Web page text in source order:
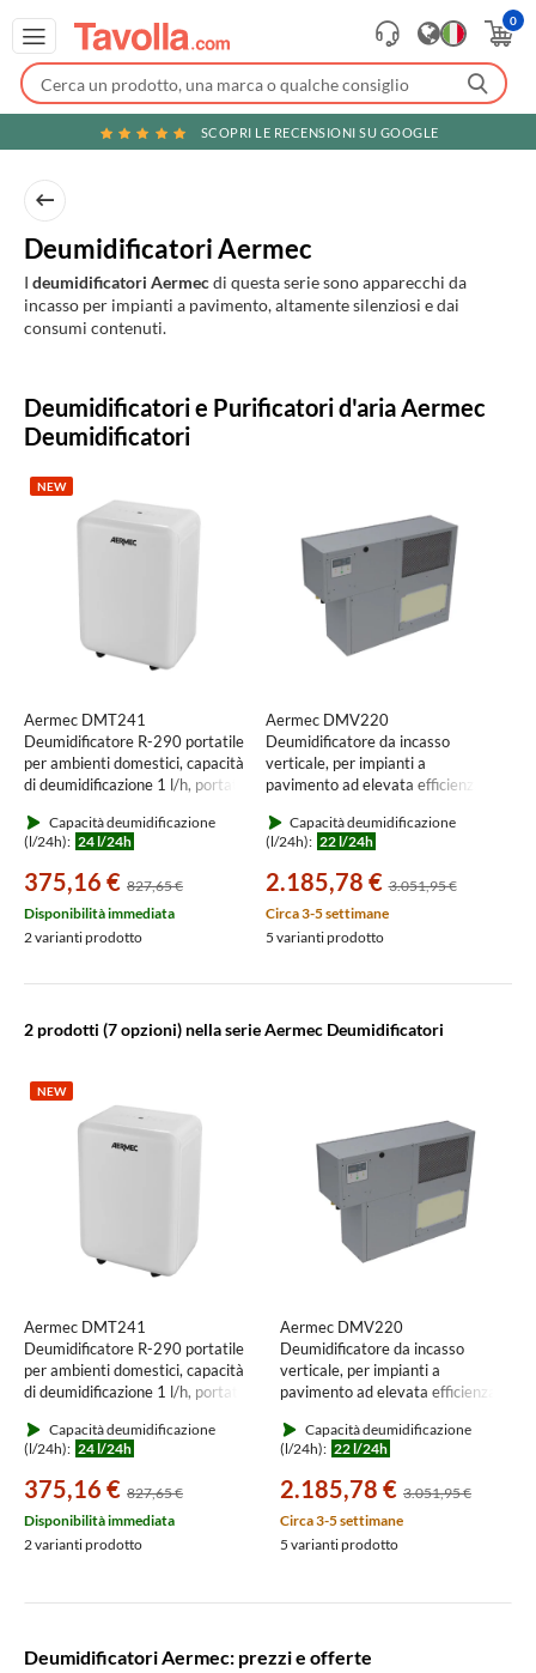
0
SCOPRI LE RECENSIONI SU GOOGLE
Deumidificatori Aermec
I deumidificatori Aermecdi questa serie sono apparecchi da
incasso per impianti a pavimento, altamente silenziosi e dai
consumi contenuti.
in
Deumidificatori e Purificatori d'aria Aermec
Deumidificatori
NEW
Aermec DMT241
Deumidificatore R-290 portatile
per ambienti domestici, capacità
di deumidificazione 1 l/h, portata
Capacità deumidificazione
(l/24h): 24 l/24h
375,16 € 827,65 €
Disponibilità immediata
2 varianti prodotto
Aermec DMV220
Deumidificatore da incasso
verticale, per impianti a
pavimento ad elevata efficienza
Capacità deumidificazione
(l/24h): 22 l/24h
2.185,78 € 3.051,95 €
Circa 3-5 settimane
5 varianti prodotto
2 prodotti (7 opzioni) nella serie Aermec Deumidificatori
NEW
Aermec DMT241
Deumidificatore R-290 portatile
per ambienti domestici, capacità
di deumidificazione 1 l/h, portata
Capacità deumidificazione
(l/24h): 24 l/24h
375,16 € 827,65 €
Disponibilità immediata
2 varianti prodotto
Aermec DMV220
Deumidificatore da incasso
verticale, per impianti a
pavimento ad elevata efficienza
Capacità deumidificazione
(l/24h): 22 l/24h
2.185,78 € 3.051,95 €
Circa 3-5 settimane
5 varianti prodotto
Deumidificatori Aermec: prezzi e offerte